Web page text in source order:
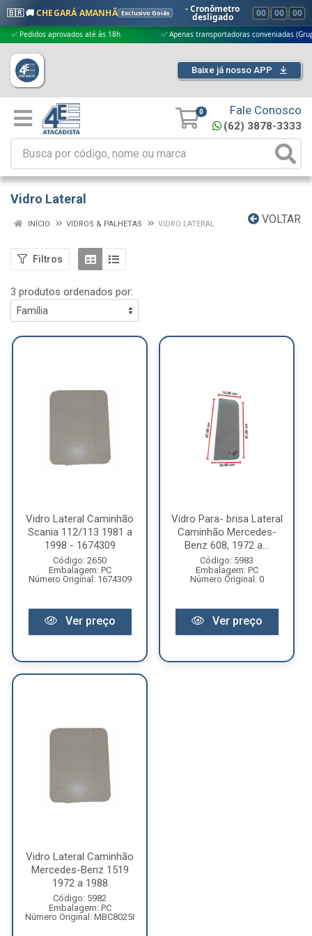
🇧🇷 🚚CHEGARÁ AMANHÃ Exclusivo Goiás - Cronômetro
desligado 00 : 00 : 00
aprovados até às 18h ✅ Apenas transportadoras conveniadas (Grupo G5)
Baixe já nosso APP
0 Fale Conosco
(62) 3878-3333
Vidro Lateral
VOLTAR
INÍCIO VIDROS & PALHETAS VIDRO LATERAL
Filtros
3 produtos ordenados por:
Vidro Lateral Caminhão
Scania 112/113 1981 a
1998 - 1674309
Código: 2650
Embalagem: PC
Número Original: 1674309
Ver preço
Vidro Para- brisa Lateral
Caminhão Mercedes-
Benz 608, 1972 a...
Código: 5983
Embalagem: PC
Número Original: 0
Ver preço
Vidro Lateral Caminhão
Mercedes-Benz 1519
1972 a 1988
Código: 5982
Embalagem: PC
Número Original: MBC8025I